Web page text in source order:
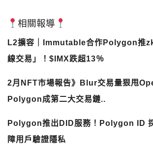
相關報導
L2擴容｜Immutable合作Polygon推
線交易」！$IMX跌超13％
2月NFT市場報告》Blur交易量狠甩
Polygon成第二大交易鏈..
Polygon推出DID服務！Polygon ID
障用戶驗證隱私